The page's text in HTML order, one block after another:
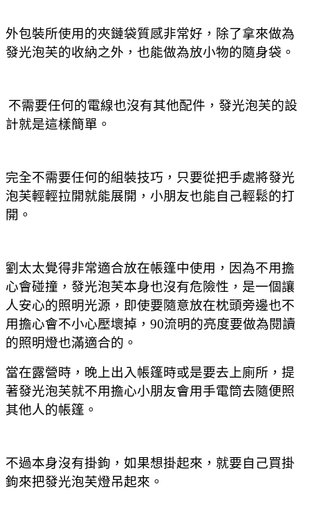
外包裝所使用的夾鏈袋質感非常好，除了拿來做為
發光泡芙的收納之外，也能做為放小物的隨身袋。
不需要任何的電線也沒有其他配件，發光泡芙的設
計就是這樣簡單。
完全不需要任何的組裝技巧，只要從把手處將發光
泡芙輕輕拉開就能展開，小朋友也能自己輕鬆的打
開。
劉太太覺得非常適合放在帳篷中使用，因為不用擔
心會碰撞，發光泡芙本身也沒有危險性，是一個讓
人安心的照明光源，即使要隨意放在枕頭旁邊也不
用擔心會不小心壓壞掉，90流明的亮度要做為閱讀
的照明燈也滿適合的。
當在露營時，晚上出入帳篷時或是要去上廁所，提
著發光泡芙就不用擔心小朋友會用手電筒去隨便照
其他人的帳篷。
不過本身沒有掛鉤，如果想掛起來，就要自己買掛
鉤來把發光泡芙燈吊起來。